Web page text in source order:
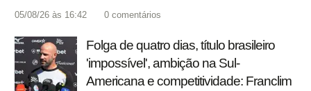
05/08/26 às 16:42 0 comentários
Folga de quatro dias, título brasileiro
'impossível', ambição na Sul-
Americana e competitividade: Franclim